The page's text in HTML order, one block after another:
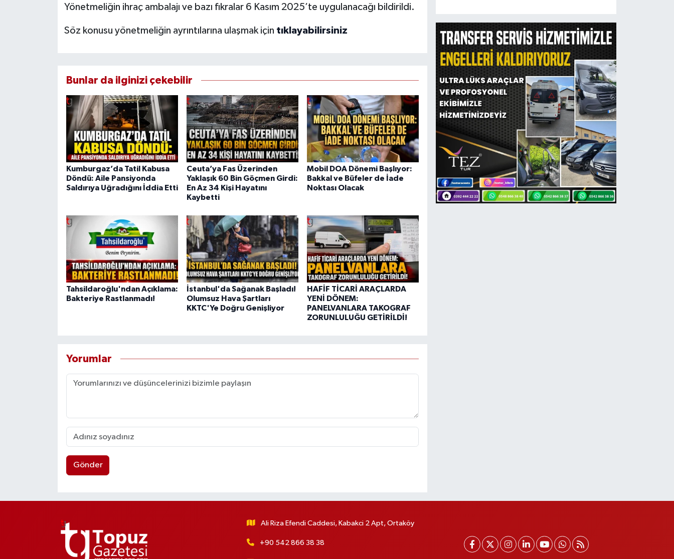
Yönetmeliğin ihraç ambalajı ve bazı fıkralar 6 Kasım 2025’te uygulanacağı bildirildi.
Söz konusu yönetmeliğin ayrıntılarına ulaşmak için tıklayabilirsiniz
Bunlar da ilginizi çekebilir
Kumburgaz’da Tatil Kabusa
Döndü: Aile Pansiyonda
Saldırıya Uğradığını İddia Etti
Ceuta’ya Fas Üzerinden
Yaklaşık 60 Bin Göçmen Girdi:
En Az 34 Kişi Hayatını
Kaybetti
Mobil DOA Dönemi Başlıyor:
Bakkal ve Büfeler de İade
Noktası Olacak
Tahsildaroğlu'ndan Açıklama:
Bakteriye Rastlanmadı!
İstanbul'da Sağanak Başladı!
Olumsuz Hava Şartları
KKTC'Ye Doğru Genişliyor
HAFİF TİCARİ ARAÇLARDA
YENİ DÖNEM:
PANELVANLARA TAKOGRAF
ZORUNLULUĞU GETİRİLDİ!
Yorumlar
Gönder
Ali Riza Efendi Caddesi, Kabakci 2 Apt, Ortaköy
+90 542 866 38 38